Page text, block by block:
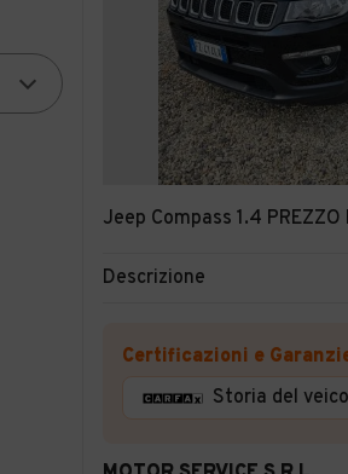
Jeep Compass 1.4 PREZZO
Descrizione
Certificazioni e
Storia del